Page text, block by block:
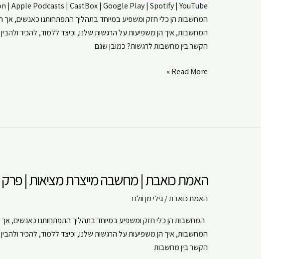
Amazon
Podcasts
Google Play
Spotify
SHARE
|Apple Podcasts |CastBox|Google Play|Spotify|YouTube
המחשבות הן כלי חזק ומשפיע במיוחד בתהליך התפתחותנו כאנשים, אך
המחשבות, איך הן משפיעות על הרגשות שלנו, וכיצד ללמוד, להכיר
הקשר בין מחשבות לרגשות? כמובן שגם
האמת
מייצרת
#
Read More »
האמת כואבת | מחשבה מייצרת מציאות | פרק #
האמת כואבת/גילי מן וולנר
המחשבות הן כלי חזק ומשפיע במיוחד בתהליך התפתחותנו כאנשים,
המחשבות, איך הן משפיעות על הרגשות שלנו, וכיצד ללמוד, להכיר
הקשר בין מחשבות